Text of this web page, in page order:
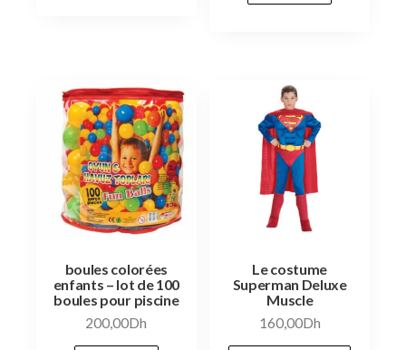
boules colorées
enfants – lot de 100
boules pour piscine
200,00Dh
Le costume
Superman Deluxe
Muscle
160,00Dh